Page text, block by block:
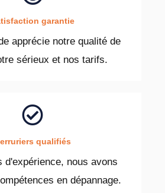
garantie
apprécie notre qualité de
sérieux et nos tarifs.
qualifiés
d'expérience, nous avons
en dépannage.